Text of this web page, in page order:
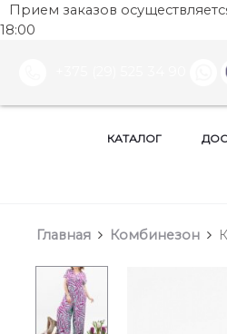
Прием заказов
18:00
КАТАЛОГ
Главная Комбинезон